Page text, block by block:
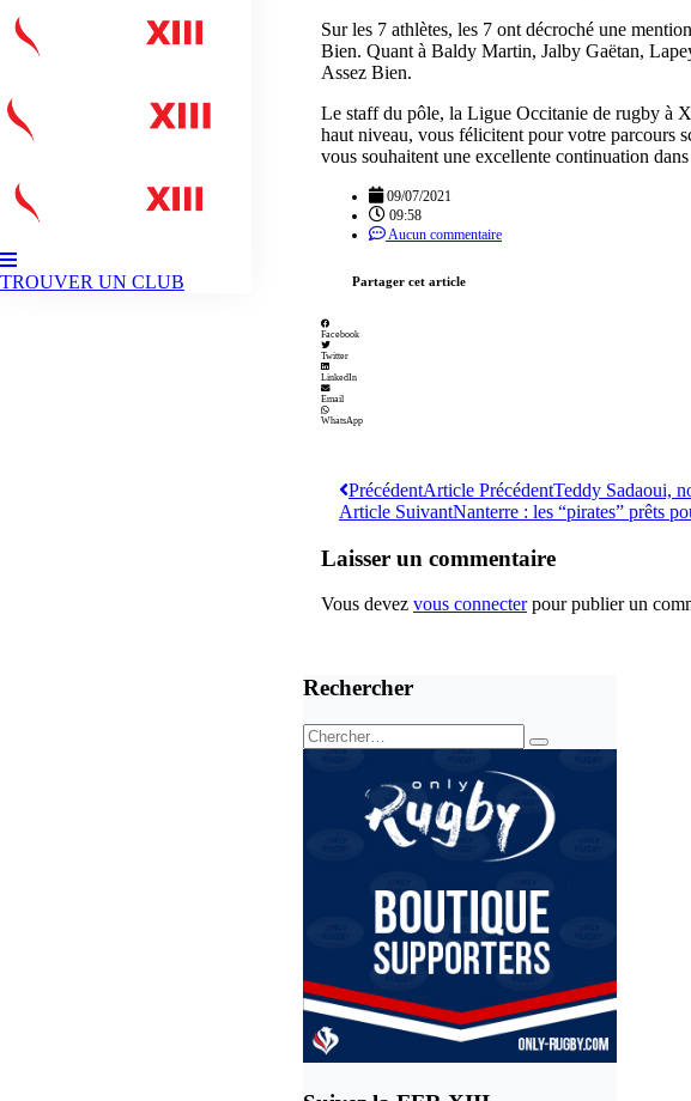
TROUVER UN CLUB
Sur les 7 athlètes, les 7 ont décroché une
Bien. Quant à Baldy Martin, Jalby Gaëtan,
Assez Bien.
Le staff du pôle, la Ligue Occitanie de rugby à
haut niveau, vous félicitent pour votre parcours
vous souhaitent une excellente continuation
09/07/2021
09:58
Aucun commentaire
Partager cet article
Facebook
Twitter
LinkedIn
Email
WhatsApp
PrécédentArticle PrécédentTeddy Sadaoui,
Article SuivantNanterre : les “pirates” prêts
Laisser un commentaire
Vous devez vous connecterpour publier un
Rechercher